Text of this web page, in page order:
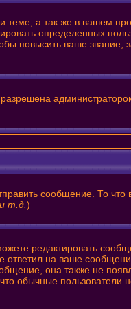
а так же в вашем
определенных
повысить ваше звание,
сообщение. То
т.д. )
редактировать
ответил на ваше
она также не
обычные пользователи